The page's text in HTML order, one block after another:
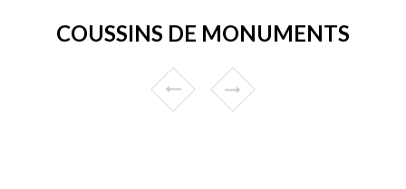
COUSSINS DE MONUMENTS